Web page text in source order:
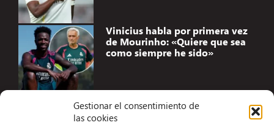
Gestionar el consentimiento de
las cookies
Vinicius habla por primera vez
de Mourinho: «Quiere que sea
como siempre he sido»